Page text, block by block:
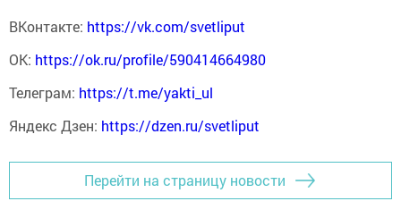
ВКонтакте: https://vk.com/svetliput
ОК: https://ok.ru/profile/590414664980
Телеграм: https://t.me/yakti_ul
Яндекс Дзен: https://dzen.ru/svetliput
Перейти на страницу новости